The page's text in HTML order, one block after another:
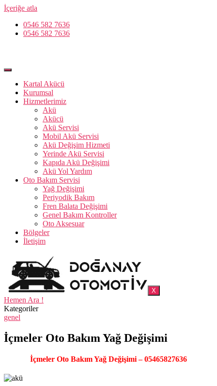
İçeriğe atla
0546 582 7636
0546 582 7636
Kartal Akücü
Kurumsal
Hizmetlerimiz
Akü
Akücü
Akü Servisi
Mobil Akü Servisi
Akü Değişim Hizmeti
Yerinde Akü Servisi
Kapıda Akü Değişimi
Akü Yol Yardım
Oto Bakım Servisi
Yağ Değişimi
Periyodik Bakım
Fren Balata Değişimi
Genel Bakım Kontroller
Oto Aksesuar
Bölgeler
İletişim
X
Hemen Ara !
Kategoriler
genel
İçmeler Oto Bakım Yağ Değişimi
İçmeler Oto Bakım Yağ Değişimi – 05465827636